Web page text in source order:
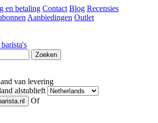
en betaling Contact Blog Recensies
Aanbiedingen Outlet
Zoeken
van levering
alstublieft
Of